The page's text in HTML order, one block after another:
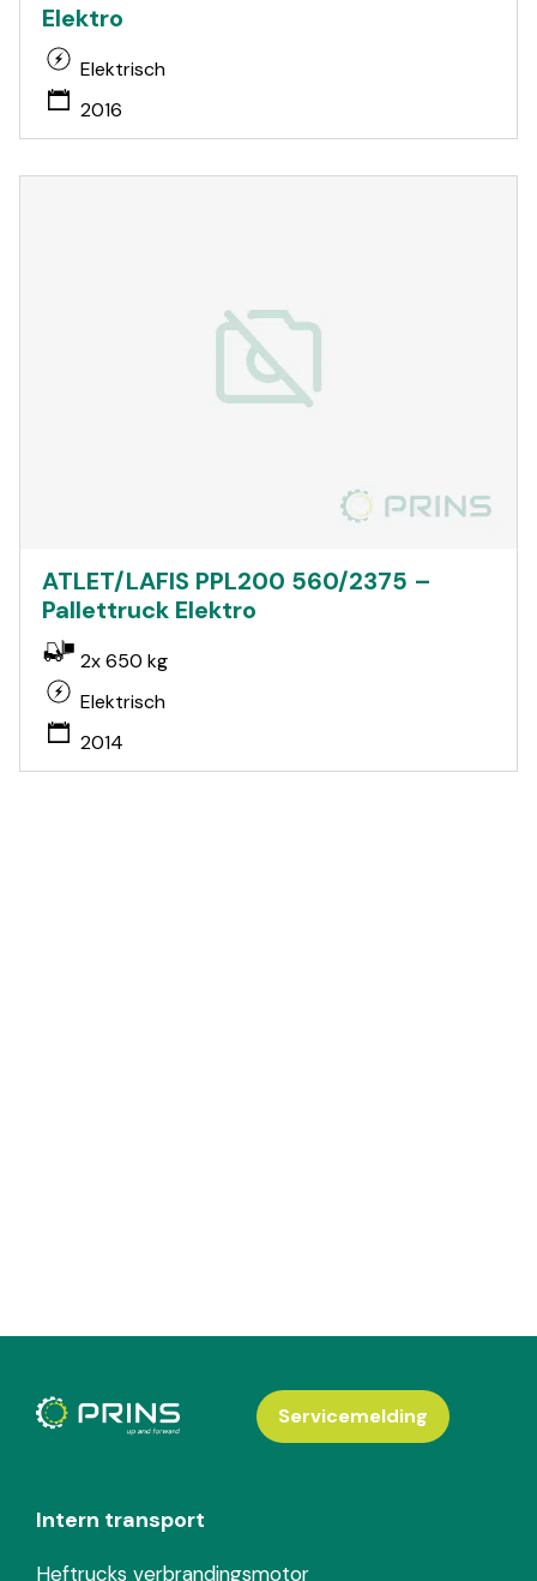
Elektro
Elektrisch
2016
ATLET/LAFIS PPL200 560/2375 –
Pallettruck Elektro
2x 650 kg
Elektrisch
2014
Intern transport
Heftrucks verbrandingsmotor
Servicemelding